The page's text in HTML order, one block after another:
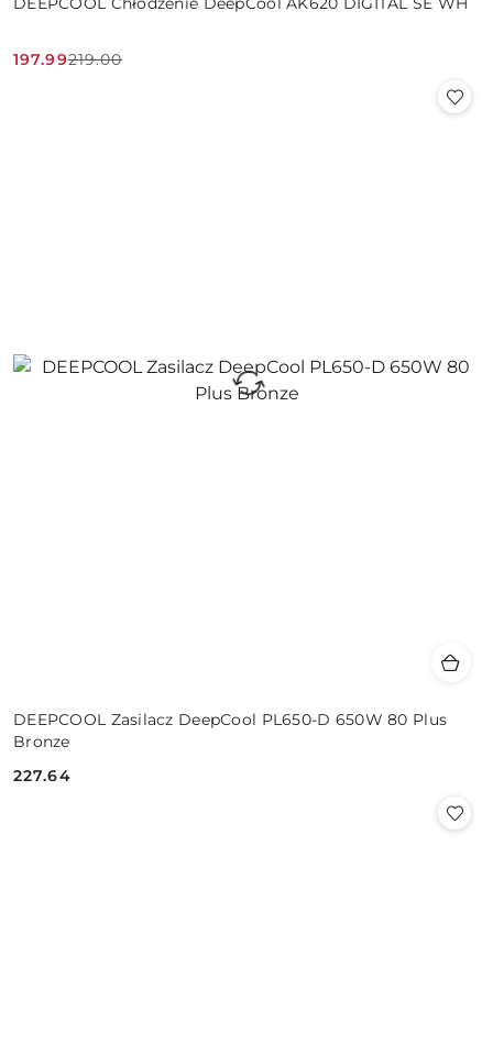
Cena
197.99
Cena
219.00
DEEPCOOL Zasilacz DeepCool PL650-D 650W 80 Plus
Bronze
Cena:
227.64